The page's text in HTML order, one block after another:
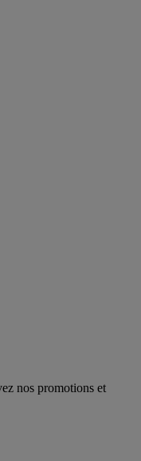
nos promotions et